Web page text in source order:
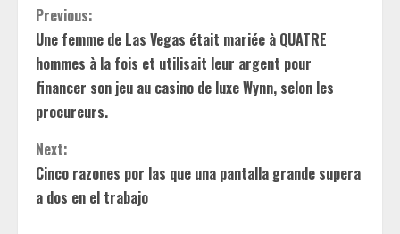
C
o
n
t
i
n
Previous:
Une femme de Las Vegas était mariée à QUATRE
hommes à la fois et utilisait leur argent pour
financer son jeu au casino de luxe Wynn, selon les
procureurs.
Next:
Cinco razones por las que una pantalla grande supera
a dos en el trabajo